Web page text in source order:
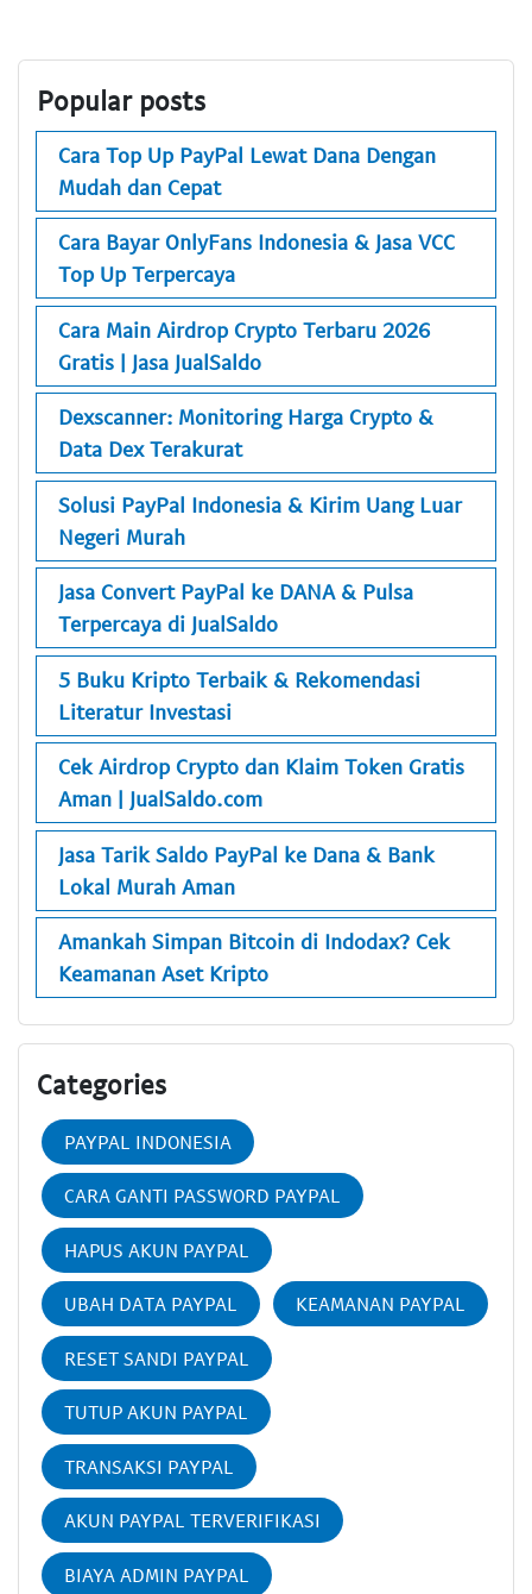
Popular posts
Cara Top Up PayPal Lewat Dana Dengan
Mudah dan Cepat
Cara Bayar OnlyFans Indonesia & Jasa VCC
Top Up Terpercaya
Cara Main Airdrop Crypto Terbaru 2026
Gratis | Jasa JualSaldo
Dexscanner: Monitoring Harga Crypto &
Data Dex Terakurat
Solusi PayPal Indonesia & Kirim Uang Luar
Negeri Murah
Jasa Convert PayPal ke DANA & Pulsa
Terpercaya di JualSaldo
5 Buku Kripto Terbaik & Rekomendasi
Literatur Investasi
Cek Airdrop Crypto dan Klaim Token Gratis
Aman | JualSaldo.com
Jasa Tarik Saldo PayPal ke Dana & Bank
Lokal Murah Aman
Amankah Simpan Bitcoin di Indodax? Cek
Keamanan Aset Kripto
Categories
PAYPAL INDONESIA
CARA GANTI PASSWORD PAYPAL
HAPUS AKUN PAYPAL
UBAH DATA PAYPAL KEAMANAN PAYPAL
RESET SANDI PAYPAL
TUTUP AKUN PAYPAL
TRANSAKSI PAYPAL
AKUN PAYPAL TERVERIFIKASI
BIAYA ADMIN PAYPAL